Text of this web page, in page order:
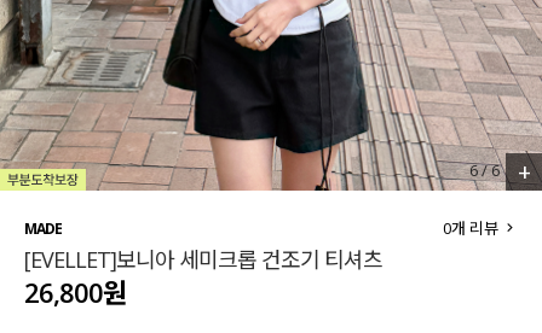
하객룩
살안타템
110사이즈
티셔츠
원피스
팬츠
스커트
언더웨어
6/6 +
MADE
[EVELLET]보니아 세미크롭 건조기 티셔츠
0개 리뷰
26,800원